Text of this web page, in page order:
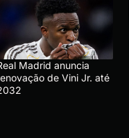
Madrid anuncia
de Vini Jr. até